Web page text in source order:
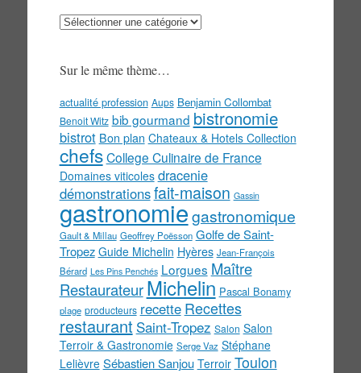
Au
Sur le même thème…
actualité profession Aups Benjamin Collombat
Benoit Witz bib gourmand bistronomie
bistrot Bon plan Chateaux & Hotels Collection
chefs College Culinaire de France
Domaines viticoles dracenie
démonstrationsfait-maison Gassin
gastronomiegastronomique
Gault & Millau Geoffrey Poësson Golfe de Saint-
Tropez Guide Michelin Hyères Jean-François
Bérard Les Pins Penchés Lorgues Maître
Restaurateur Michelin Pascal Bonamy
plage producteurs recette Recettes
restaurant Saint-Tropez Salon Salon
Terroir & Gastronomie Serge Vaz Stéphane
Lelièvre Sébastien Sanjou Terroir Toulon